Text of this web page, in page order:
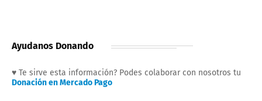
Ayudanos Donando
♥ Te sirve esta información? Podes colaborar con nosotros tu
Donación en Mercado Pago